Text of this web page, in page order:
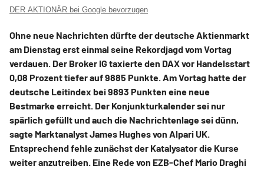
DER AKTIONÄR bei Google bevorzugen
Ohne neue Nachrichten dürfte der deutsche Aktienmarkt
am Dienstag erst einmal seine Rekordjagd vom Vortag
verdauen. Der Broker IG taxierte den DAX vor Handelsstart
0,08 Prozent tiefer auf 9885 Punkte. Am Vortag hatte der
deutsche Leitindex bei 9893 Punkten eine neue
Bestmarke erreicht. Der Konjunkturkalender sei nur
spärlich gefüllt und auch die Nachrichtenlage sei dünn,
sagte Marktanalyst James Hughes von Alpari UK.
Entsprechend fehle zunächst der Katalysator die Kurse
weiter anzutreiben. Eine Rede von EZB-Chef Mario Draghi